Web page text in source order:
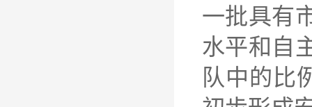
一批具有
水平和自
队中的比